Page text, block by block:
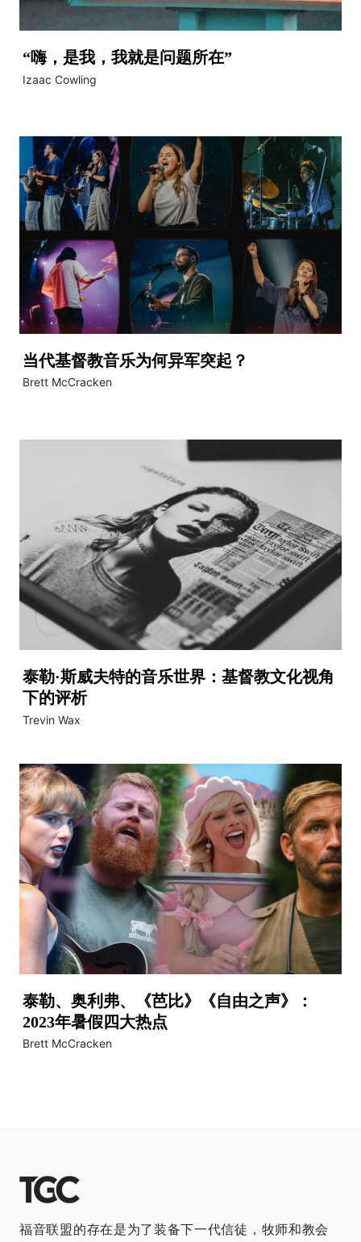
“嗨，是我，我就是问题所在”
Izaac Cowling
当代基督教音乐为何异军突起？
Brett McCracken
泰勒·斯威夫特的音乐世界：基督教文化视角
下的评析
Trevin Wax
泰勒、奥利弗、《芭比》《自由之声》：
2023年暑假四大热点
Brett McCracken
福音联盟的存在是为了装备下一代信徒，牧师和教会